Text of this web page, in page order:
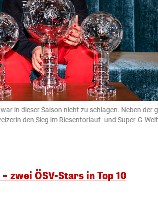
in dieser Saison nicht zu schlagen. Neben der
den Sieg im Riesentorlauf- und Super-G-
zwei ÖSV-Stars in Top 10